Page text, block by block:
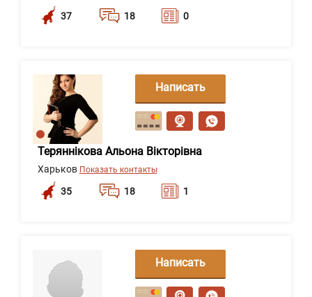
37 18 0
Теряннікова Альона Вікторівна
Харьков Показать контакты
35 18 1
Написать
сообщение
Написать
сообщение